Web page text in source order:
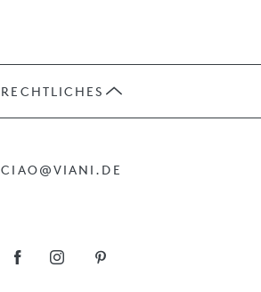
RECHTLICHES
CIAO@VIANI.DE